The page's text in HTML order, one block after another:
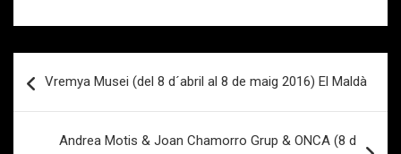
de
Vremya Musei (del 8 d´abril al 8 de maig 2016) El Maldà
Andrea Motis & Joan Chamorro Grup & ONCA (8 d